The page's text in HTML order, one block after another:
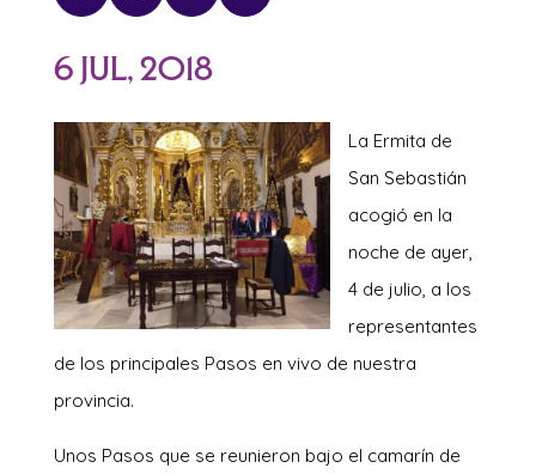
6 Jul, 2018
La Ermita de
San Sebastián
acogió en la
noche de ayer,
4 de julio, a los
representantes
de los principales Pasos en vivo de nuestra
provincia.
Unos Pasos que se reunieron bajo el camarín de